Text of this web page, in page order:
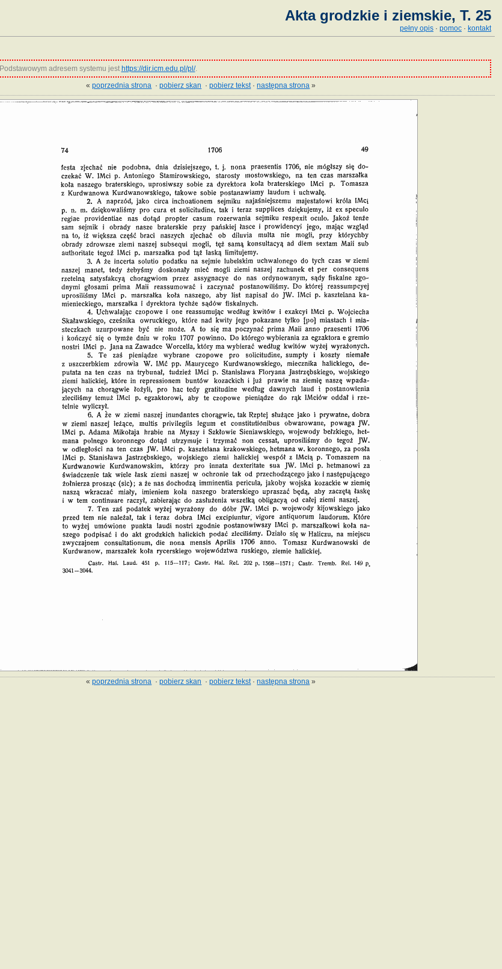
Akta grodzkie i ziemskie, T. 25
pełny opis · pomoc · kontakt
Podstawowym adresem systemu jest https://dir.icm.edu.pl/pl/.
«poprzednia strona ·pobierz skan ·pobierz tekst·następna strona »
«poprzednia strona ·pobierz skan ·pobierz tekst·następna strona »